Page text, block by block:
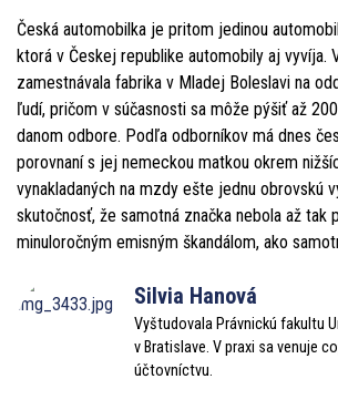
Česká automobilka je pritom jedinou
ktorá v Českej republike automobily aj vyvíja.
zamestnávala fabrika v Mladej Boleslavi na
ľudí, pričom v súčasnosti sa môže pýšiť až
danom odbore. Podľa odborníkov má dnes
porovnaní s jej nemeckou matkou okrem
vynakladaných na mzdy ešte jednu obrovskú
skutočnosť, že samotná značka nebola až tak
minuloročným emisným škandálom, ako
Silvia Hanová
Vyštudovala Právnickú fakultu
v Bratislave. V praxi sa venuje
účtovníctvu.